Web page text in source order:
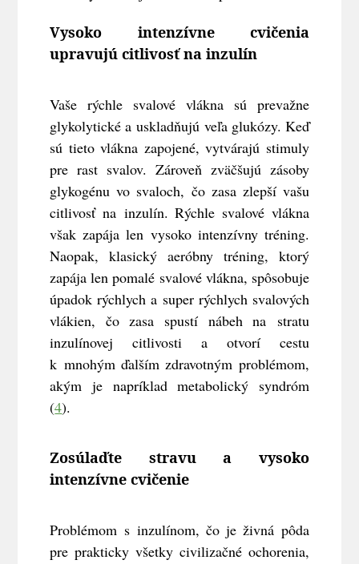
Vysoko intenzívne cvičenia
upravujú citlivosť na inzulín
Vaše rýchle svalové vlákna sú prevažne
glykolytické a uskladňujú veľa glukózy. Keď
sú tieto vlákna zapojené, vytvárajú stimuly
pre rast svalov. Zároveň zväčšujú zásoby
glykogénu vo svaloch, čo zasa zlepší vašu
citlivosť na inzulín. Rýchle svalové vlákna
však zapája len vysoko intenzívny tréning.
Naopak, klasický aeróbny tréning, ktorý
zapája len pomalé svalové vlákna, spôsobuje
úpadok rýchlych a super rýchlych svalových
vlákien, čo zasa spustí nábeh na stratu
inzulínovej citlivosti a otvorí cestu
k mnohým ďalším zdravotným problémom,
akým je napríklad metabolický syndróm
(4).
Zosúlaďte stravu a vysoko
intenzívne cvičenie
Problémom s inzulínom, čo je živná pôda
pre prakticky všetky civilizačné ochorenia,